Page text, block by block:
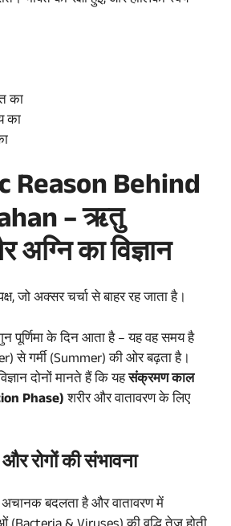
का
का
Reason Behind
– ऋतु
अग्नि का विज्ञान
जो अक्सर चर्चा से बाहर रह जाता है।
पूर्णिमा के दिन आता है – यह वह समय है
से गर्मी (Summer) की ओर बढ़ता है।
दोनों मानते हैं कि यहसंक्रमण काल
Phase)शरीर और वातावरण के लिए
रोगों की संभावना
अचानक बदलता है और वातावरण में